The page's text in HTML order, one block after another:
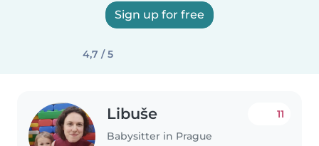
Sign up for free
4,7 / 5
Libuše
Babysitter in Prague
11